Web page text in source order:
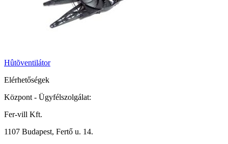
Hûtõventilátor
Elérhetőségek
Központ - Ügyfélszolgálat:
Fer-vill Kft.
1107 Budapest, Fertő u. 14.